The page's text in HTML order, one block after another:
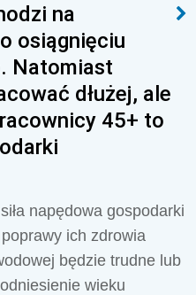
na
osiągnięciu
Natomiast
dłużej, ale
45+ to
napędowa gospodarki
ich zdrowia
będzie trudne lub
wieku